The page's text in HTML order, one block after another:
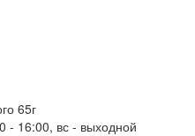
65г
- 16:00, вс - выходной